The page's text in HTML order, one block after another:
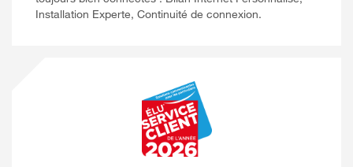
Installation Experte, Continuité de connexion.